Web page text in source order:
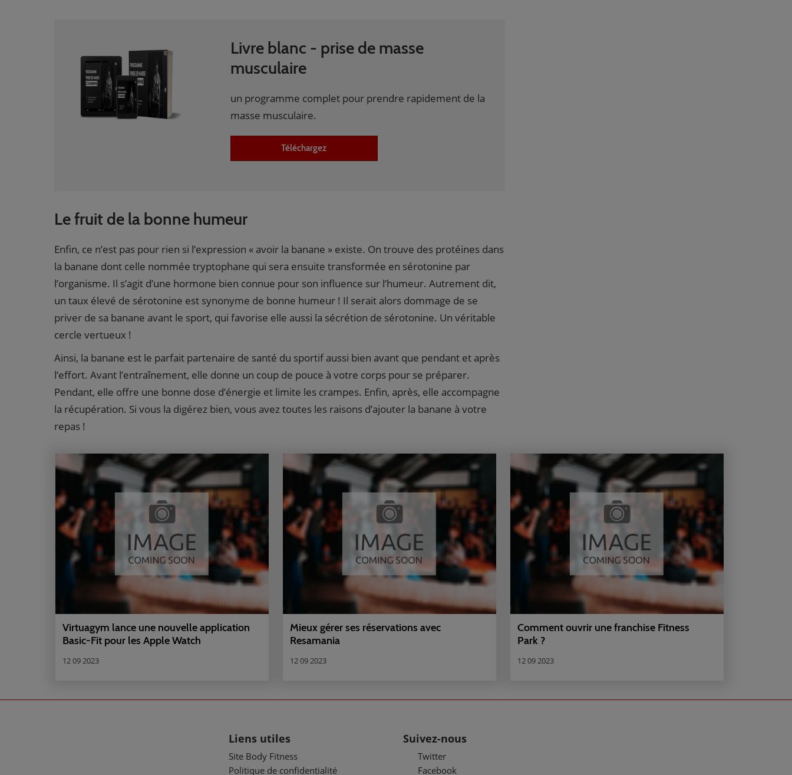
Livre blanc - prise de masse
musculaire
un programme complet pour prendre rapidement de la
masse musculaire.
Téléchargez
Le fruit de la bonne humeur
Enfin, ce n’est pas pour rien si l’expression « avoir la banane » existe. On trouve des protéines dans
la banane dont celle nommée tryptophane qui sera ensuite transformée en sérotonine par
l’organisme. Il s’agit d’une hormone bien connue pour son influence sur l’humeur. Autrement dit,
un taux élevé de sérotonine est synonyme de bonne humeur ! Il serait alors dommage de se
priver de sa banane avant le sport, qui favorise elle aussi la sécrétion de sérotonine. Un véritable
cercle vertueux !
Ainsi, la banane est le parfait partenaire de santé du sportif aussi bien avant que pendant et après
l’effort. Avant l’entraînement, elle donne un coup de pouce à votre corps pour se préparer.
Pendant, elle offre une bonne dose d’énergie et limite les crampes. Enfin, après, elle accompagne
la récupération. Si vous la digérez bien, vous avez toutes les raisons d’ajouter la banane à votre
repas !
Virtuagym lance une nouvelle application
Basic-Fit pour les Apple Watch
12 09 2023
Mieux gérer ses réservations avec
Resamania
12 09 2023
Comment ouvrir une franchise Fitness
Park ?
12 09 2023
Liens utiles
Site Body Fitness
Politique de confidentialité
Suivez-nous
Twitter
Facebook